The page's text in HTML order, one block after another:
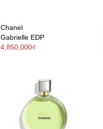
Chanel
Gabrielle EDP
4,850,000₫